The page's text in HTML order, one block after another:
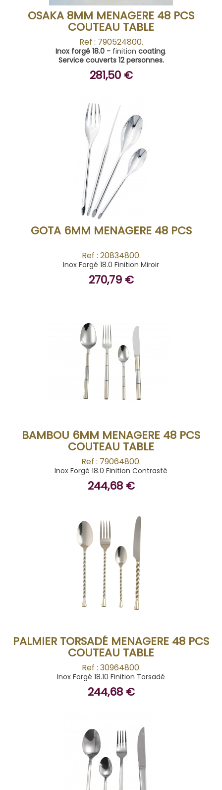
OSAKA 8MM MENAGERE 48 PCS
COUTEAU TABLE
Ref : 790524800.
Inox forgé 18.0 - finition coating.
Service couverts 12 personnes.
281,50 €
BUY
GOTA 6MM MENAGERE 48 PCS
Ref : 20834800.
Inox Forgé 18.0 Finition Miroir
270,79 €
BUY
BAMBOU 6MM MENAGERE 48 PCS
COUTEAU TABLE
Ref : 79064800.
Inox Forgé 18.0 Finition Contrasté
244,68 €
BUY
PALMIER TORSADÉ MENAGERE 48 PCS
COUTEAU TABLE
Ref : 30964800.
Inox Forgé 18.10 Finition Torsadé
244,68 €